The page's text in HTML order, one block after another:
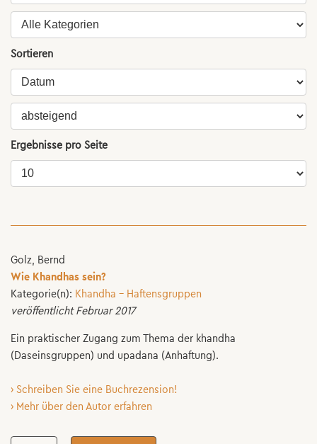
Sortieren
Ergebnisse pro Seite
Golz, Bernd
Wie Khandhas sein?
Kategorie(n): Khandha - Haftensgruppen
veröffentlicht Februar 2017
Ein praktischer Zugang zum Thema der khandha
(Daseinsgruppen) und upadana (Anhaftung).
› Schreiben Sie eine Buchrezension!
› Mehr über den Autor erfahren